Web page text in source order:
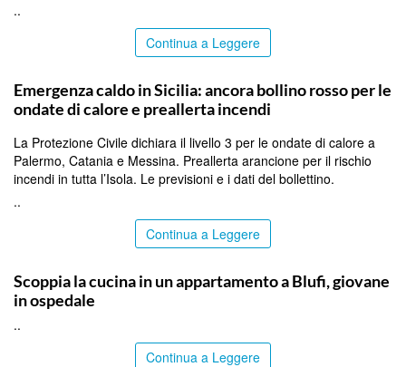
..
Continua a Leggere
Emergenza caldo in Sicilia: ancora bollino rosso per le
ondate di calore e preallerta incendi
La Protezione Civile dichiara il livello 3 per le ondate di calore a
Palermo, Catania e Messina. Preallerta arancione per il rischio
incendi in tutta l’Isola. Le previsioni e i dati del bollettino.
..
Continua a Leggere
Scoppia la cucina in un appartamento a Blufi, giovane
in ospedale
..
Continua a Leggere